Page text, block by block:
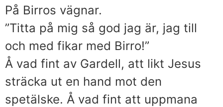
På Birros vägnar.
”Titta på mig så god jag är, jag till
och med fikar med Birro!”
Å vad fint av Gardell, att likt Jesus
sträcka ut en hand mot den
spetälske. Å vad fint att uppmana